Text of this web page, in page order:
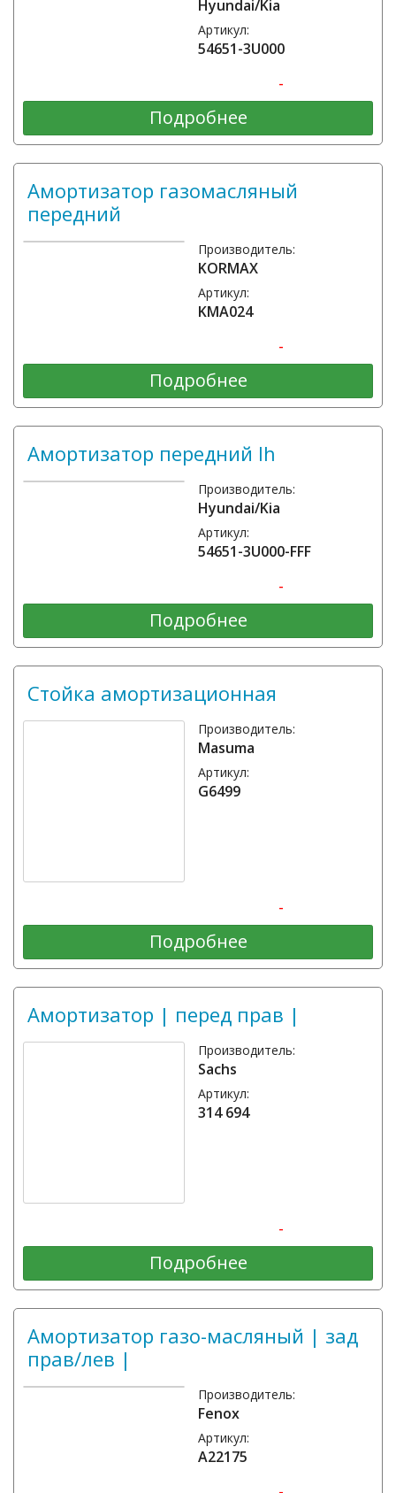
Hyundai/Kia
Артикул:
54651-3U000
-
Подробнее
Амортизатор газомасляный
передний
Производитель:
KORMAX
Артикул:
KMA024
-
Подробнее
Амортизатор передний lh
Производитель:
Hyundai/Kia
Артикул:
54651-3U000-FFF
-
Подробнее
Стойка амортизационная
Производитель:
Masuma
Артикул:
G6499
-
Подробнее
Амортизатор | перед прав |
Производитель:
Sachs
Артикул:
314 694
-
Подробнее
Амортизатор газо-масляный | зад
прав/лев |
Производитель:
Fenox
Артикул:
A22175